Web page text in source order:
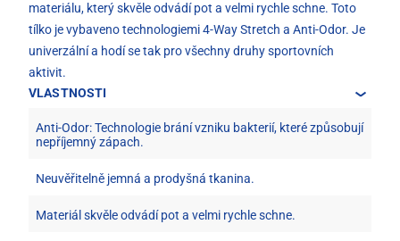
materiálu, který skvěle odvádí pot a velmi rychle schne. Toto
tílko je vybaveno technologiemi 4-Way Stretch a Anti-Odor. Je
univerzální a hodí se tak pro všechny druhy sportovních
aktivit.
VLASTNOSTI
Anti-Odor: Technologie brání vzniku bakterií, které způsobují
nepříjemný zápach.
Neuvěřitelně jemná a prodyšná tkanina.
Materiál skvěle odvádí pot a velmi rychle schne.